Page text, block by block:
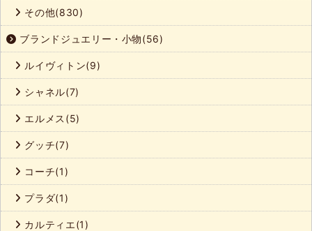
その他(830)
ブランドジュエリー・小物(56)
ルイヴィトン(9)
シャネル(7)
エルメス(5)
グッチ(7)
コーチ(1)
プラダ(1)
カルティエ(1)